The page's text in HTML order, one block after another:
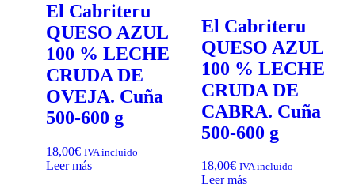
El Cabriteru
QUESO AZUL
100 % LECHE
CRUDA DE
OVEJA. Cuña
500-600 g
18,00€ IVA incluido
Leer más
El Cabriteru
QUESO AZUL
100 % LECHE
CRUDA DE
CABRA. Cuña
500-600 g
18,00€ IVA incluido
Leer más